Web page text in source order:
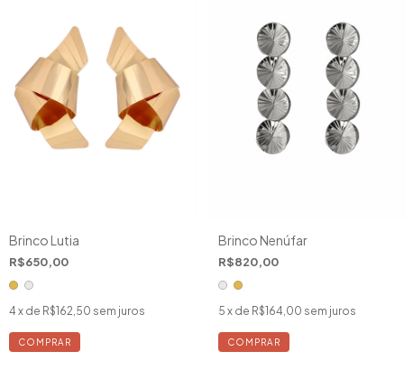
Brinco Lutia
R$650,00
4 x de R$162,50 sem juros
COMPRAR
Brinco Nenúfar
R$820,00
5 x de R$164,00 sem juros
COMPRAR